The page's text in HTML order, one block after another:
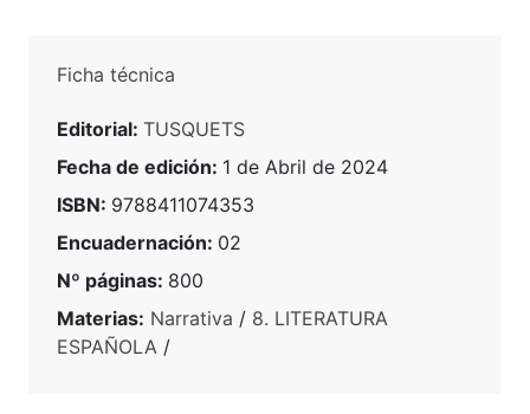
Ficha técnica
Editorial: TUSQUETS
Fecha de edición: 1 de Abril de 2024
ISBN: 9788411074353
Encuadernación: 02
Nº páginas: 800
Materias: Narrativa / 8. LITERATURA
ESPAÑOLA /